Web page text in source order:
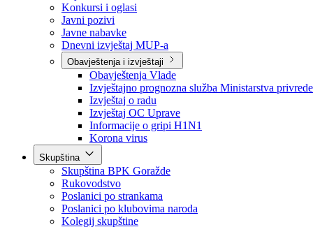
Sve vijesti
Izdvojeno
Najave
Konkursi i oglasi
Javni pozivi
Javne nabavke
Dnevni izvještaj MUP-a
Obavještenja i izvještaji
Obavještenja Vlade
Izvještajno prognozna služba Ministarstva privrede
Izvještaj o radu
Izvještaj OC Uprave
Informacije o gripi H1N1
Korona virus
Skupština
Skupština BPK Goražde
Rukovodstvo